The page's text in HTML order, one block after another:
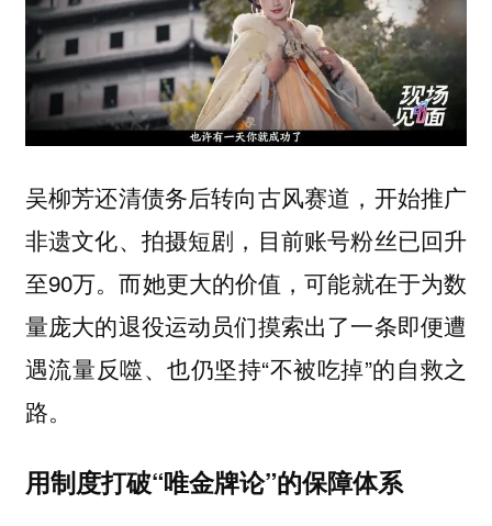
吴柳芳还清债务后转向古风赛道，开始推广
非遗文化、拍摄短剧，目前账号粉丝已回升
至90万。而她更大的价值，可能就在于为数
量庞大的退役运动员们摸索出了一条即便遭
遇流量反噬、也仍坚持“不被吃掉”的自救之
路。
用制度打破“唯金牌论”的保障体系